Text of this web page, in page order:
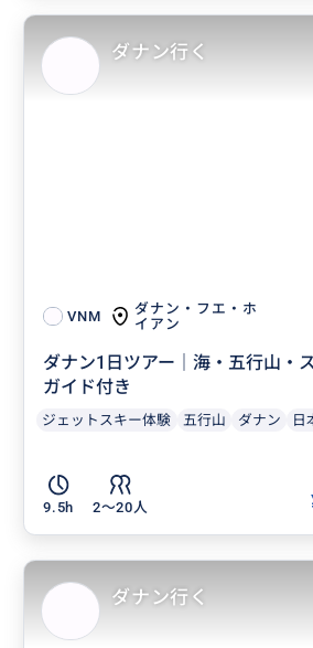
VNM
ダナン・フエ・ホ
イアン
ダナン1日ツアー｜海・五行山・
ガイド付き
ジェットスキー体験 五行山 ダナン 日
9.5h 2〜20人
ダナン行く
ダナン行く